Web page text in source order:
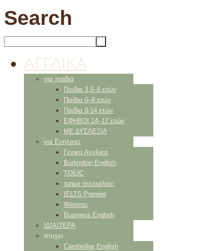
Search
ΑΓΓΛΙΚΑ
για παιδια
Παιδια 3,5–6 ετών
Παιδια 6–8 ετών
Παιδια 8-14 ετών
ΕΦΗΒΟΙ 14–17 ετών
ΜΕ ΔΥΣΛΕΞΙΑ
για Ενηλικες
Γενικα Αγγλικα
Burlington English
TOEIC
τμημα συνομιλιας
IELTS Premier
Φοιτητες
Business English
ΙΔΙΑΙΤΕΡΑ
πτυχια
Cambridge English